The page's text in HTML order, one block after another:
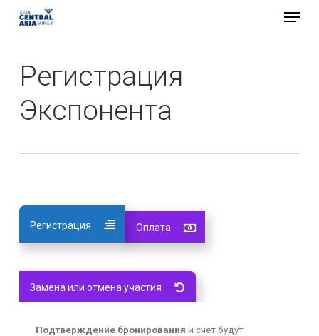
Skip
content
Menu
Регистрация
Экспонента
Регистрация Оплата
Замена или отмена участия
Подтверждение бронирования и счёт будут